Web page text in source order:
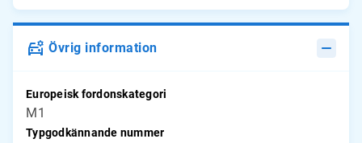
Övrig information
Europeisk fordonskategori
M1
Typgodkännande nummer